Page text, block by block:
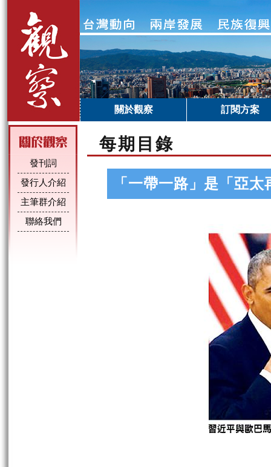
關於觀察 訂閱方案
發刊詞
發行人介紹
主筆群介紹
聯絡我們
每期目錄
「一帶一路」是「亞